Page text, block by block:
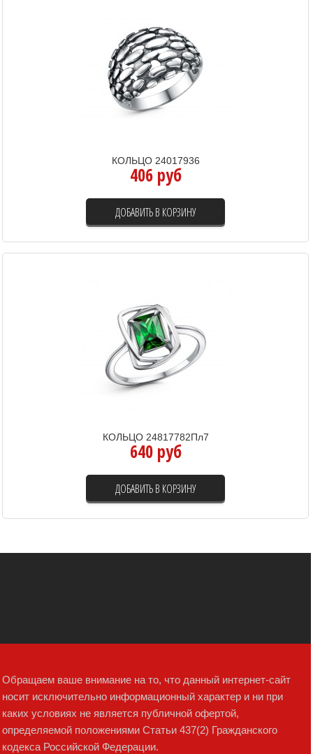
КОЛЬЦО 24017936
406 руб
ДОБАВИТЬ В КОРЗИНУ
КОЛЬЦО 24817782Пл7
640 руб
ДОБАВИТЬ В КОРЗИНУ
Обращаем ваше внимание на то, что данный интернет-сайт
носит исключительно информационный характер и ни при
каких условиях не является публичной офертой,
определяемой положениями Статьи 437(2) Гражданского
кодекса Российской Федерации.